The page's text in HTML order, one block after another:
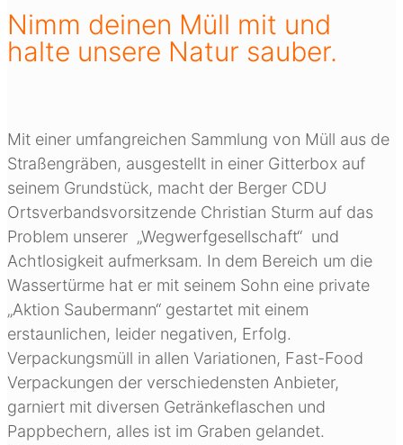
Nimm deinen Müll mit und
halte unsere Natur sauber.
Mit einer umfangreichen Sammlung von Müll aus de
Straßengräben, ausgestellt in einer Gitterbox auf
seinem Grundstück, macht der Berger CDU
Ortsverbandsvorsitzende Christian Sturm auf das
Problem unserer „Wegwerfgesellschaft“ und
Achtlosigkeit aufmerksam. In dem Bereich um die
Wassertürme hat er mit seinem Sohn eine private
„Aktion Saubermann“ gestartet mit einem
erstaunlichen, leider negativen, Erfolg.
Verpackungsmüll in allen Variationen, Fast-Food
Verpackungen der verschiedensten Anbieter,
garniert mit diversen Getränkeflaschen und
Pappbechern, alles ist im Graben gelandet.